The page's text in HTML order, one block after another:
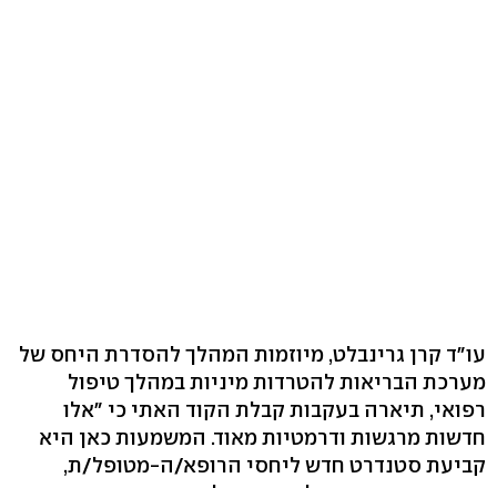
עו"ד קרן גרינבלט, מיוזמות המהלך להסדרת היחס של
מערכת הבריאות להטרדות מיניות במהלך טיפול
רפואי, תיארה בעקבות קבלת הקוד האתי כי "אלו
חדשות מרגשות ודרמטיות מאוד. המשמעות כאן היא
קביעת סטנדרט חדש ליחסי הרופא/ה-מטופל/ת,